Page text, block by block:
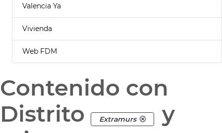
Valencia Ya
Vivienda
Web FDM
Contenido con
Distrito
Extramurs
y